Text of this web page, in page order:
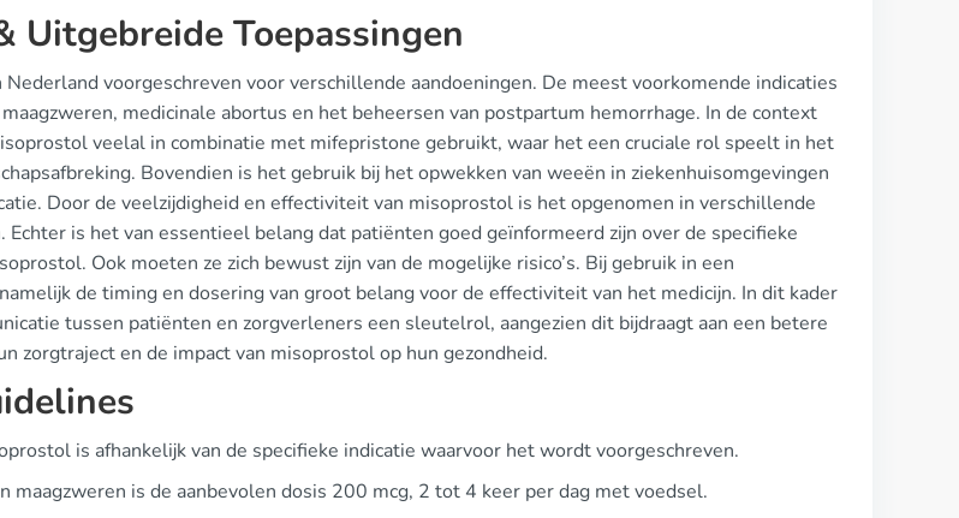
Uitgebreide Toepassingen
voorgeschreven voor verschillende aandoeningen. De meest voorkomende indicaties
medicinale abortus en het beheersen van postpartum hemorrhage. In de context
veelal in combinatie met mifepristone gebruikt, waar het een cruciale rol speelt in het
Bovendien is het gebruik bij het opwekken van weeën in ziekenhuisomgevingen
Door de veelzijdigheid en effectiviteit van misoprostol is het opgenomen in verschillende
Echter is het van essentieel belang dat patiënten goed geïnformeerd zijn over de specifieke
Ook moeten ze zich bewust zijn van de mogelijke risico’s. Bij gebruik in een
de timing en dosering van groot belang voor de effectiviteit van het medicijn. In dit kader
tussen patiënten en zorgverleners een sleutelrol, aangezien dit bijdraagt aan een betere
zorgtraject en de impact van misoprostol op hun gezondheid.
is afhankelijk van de specifieke indicatie waarvoor het wordt voorgeschreven.
maagzweren is de aanbevolen dosis 200 mcg, 2 tot 4 keer per dag met voedsel.